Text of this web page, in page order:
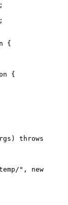
{
{